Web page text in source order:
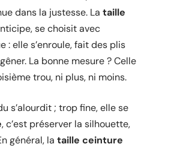
dans la justesse. La taille
se choisit avec
elle s’enroule, fait des plis
La bonne mesure ? Celle
trou, ni plus, ni moins.
s’alourdit ; trop fine, elle se
, c’est préserver la silhouette,
général, la taille ceinture